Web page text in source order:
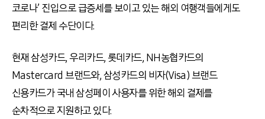
코로나’ 진입으로 급증세를 보이고 있는 해외 여행객들에게도
편리한 결제 수단이다.
현재 삼성카드,우리카드,롯데카드, NH농협카드의
Mastercard브랜드와,삼성카드의 비자(Visa)브랜드
신용카드가 국내 삼성페이 사용자를 위한 해외 결제를
순차적으로 지원하고 있다.